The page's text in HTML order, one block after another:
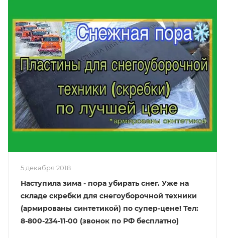
5 декабря 2018
Наступила зима - пора убирать снег. Уже на
складе скребки для снегоуборочной техники
(армированы синтетикой) по супер-цене! Тел:
8-800-234-11-00 (звонок по РФ бесплатно)